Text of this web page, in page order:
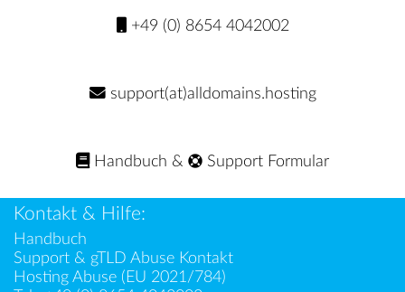
+49 (0) 8654 4042002
support(at)alldomains.hosting
Handbuch & Support Formular
Kontakt & Hilfe:
Handbuch
Support & gTLD Abuse Kontakt
Hosting Abuse (EU 2021/784)